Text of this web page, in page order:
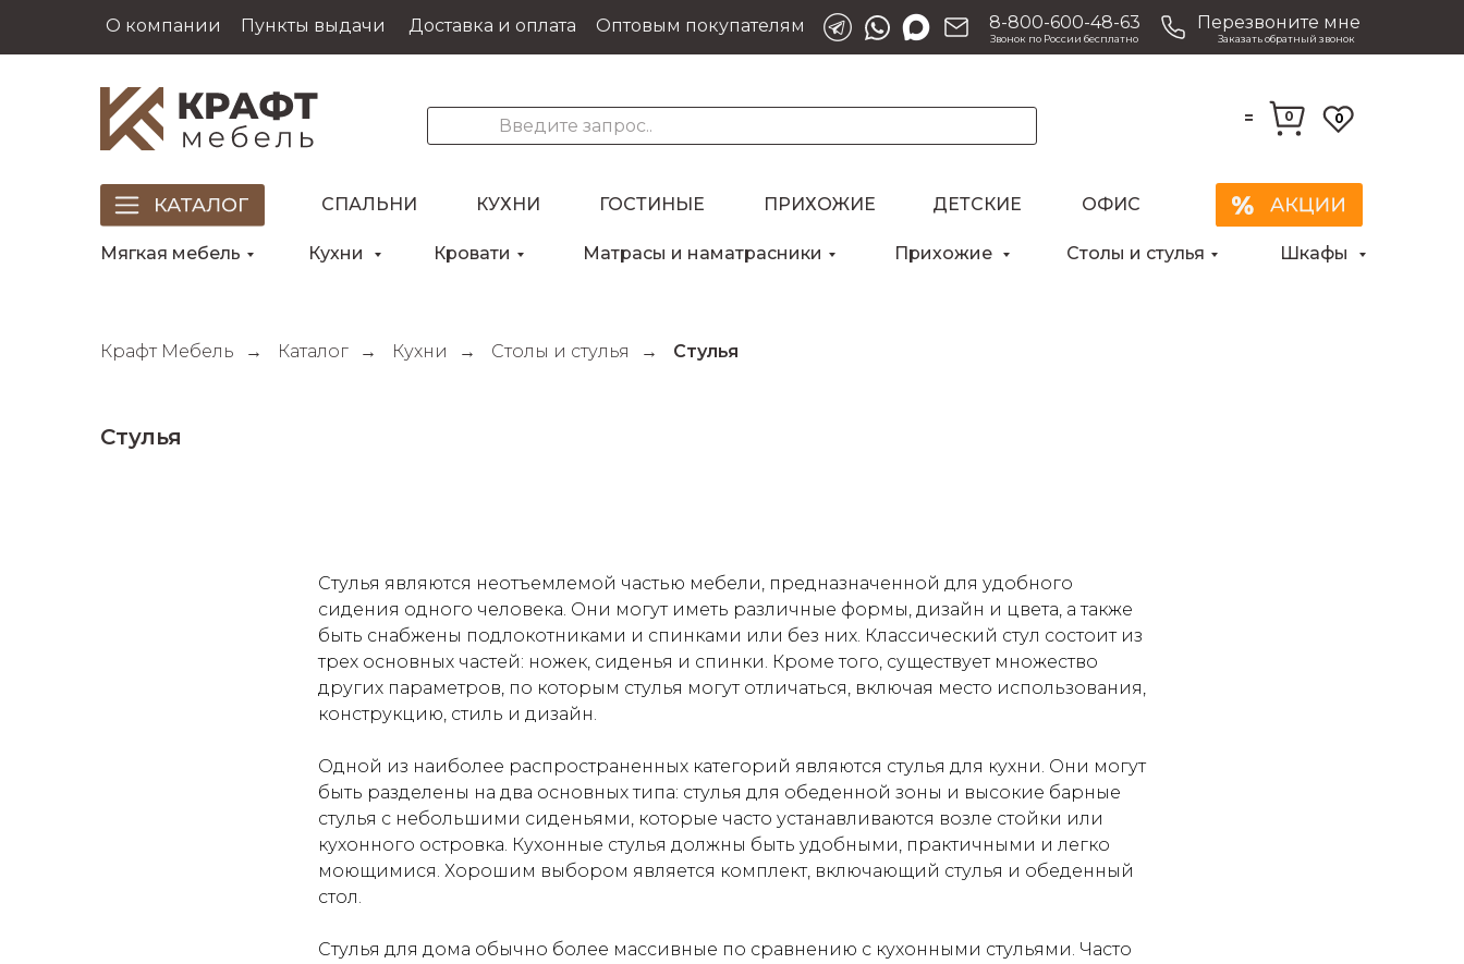
О компании Доставка и оплата Оптовым покупателям
Пункты выдачи 8-800-600-48-63
Звонок по России бесплатно
Перезвоните мне
Заказать обратный звонок
= 0 0
ДЕТСКИЕ
СПАЛЬНИ КУХНИ ГОСТИНЫЕ ПРИХОЖИЕ ОФИС
Кровати
Кухни
Мягкая мебель Прихожие Столы и стулья Шкафы
Матрасы и наматрасники
Крафт Мебель → Каталог → Кухни → Столы и стулья → Стулья
Стулья
Стулья являются неотъемлемой частью мебели, предназначенной для удобного
сидения одного человека. Они могут иметь различные формы, дизайн и цвета, а также
быть снабжены подлокотниками и спинками или без них. Классический стул состоит из
трех основных частей: ножек, сиденья и спинки. Кроме того, существует множество
других параметров, по которым стулья могут отличаться, включая место использования,
конструкцию, стиль и дизайн.
Одной из наиболее распространенных категорий являются стулья для кухни. Они могут
быть разделены на два основных типа: стулья для обеденной зоны и высокие барные
стулья с небольшими сиденьями, которые часто устанавливаются возле стойки или
кухонного островка. Кухонные стулья должны быть удобными, практичными и легко
моющимися. Хорошим выбором является комплект, включающий стулья и обеденный
стол.
Стулья для дома обычно более массивные по сравнению с кухонными стульями. Часто